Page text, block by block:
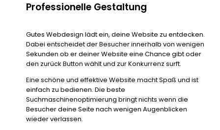
Professionelle Gestaltung
Gutes Webdesign lädt ein, deine Website zu entdecken.
Dabei entscheidet der Besucher innerhalb von wenigen
Sekunden ob er deiner Website eine Chance gibt oder
den zurück Button wählt und zur Konkurrenz surft.
Eine schöne und effektive Website macht Spaß und ist
einfach zu bedienen. Die beste
Suchmaschinenoptimierung bringt nichts wenn die
Besucher deine Seite nach wenigen Augenblicken
wieder verlassen.